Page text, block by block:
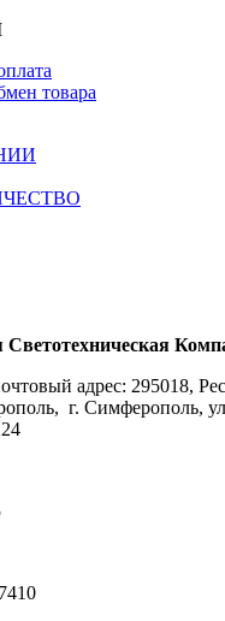
товара
адрес: 295018,
г. Симферополь,